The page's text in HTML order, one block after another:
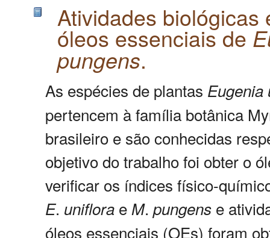
Atividades
óleos essenciais de
pungens.
As espécies de plantas Eugenia
pertencem à família botânica
brasileiro e são conhecidas
objetivo do trabalho foi obter o
verificar os índices físico-
E. uniflora e M. pungens e
óleos essenciais (OEs) foram